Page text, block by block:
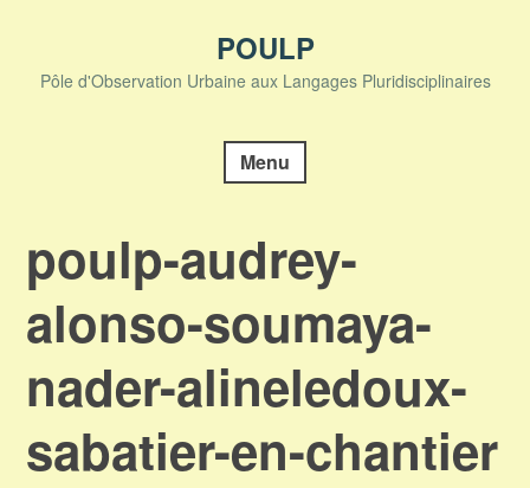
content
POULP
Pôle d'Observation Urbaine aux Langages Pluridisciplinaires
Menu
poulp-audrey-
alonso-soumaya-
nader-alineledoux-
sabatier-en-chantier